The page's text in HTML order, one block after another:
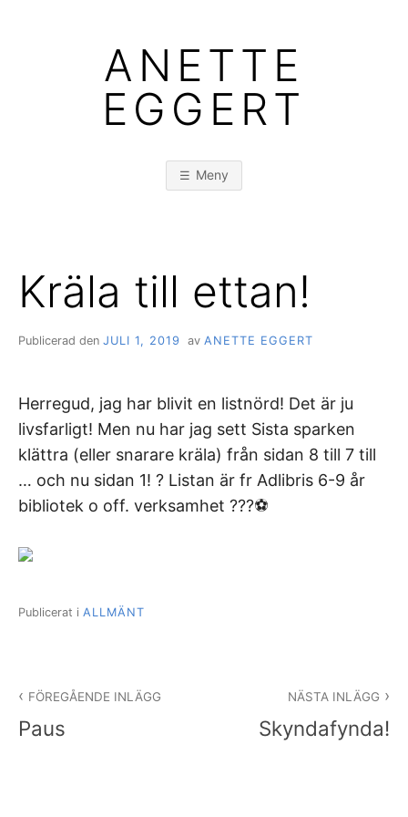
ANETTE
EGGERT
Meny
Kräla till ettan!
Publicerad den JULI 1, 2019 av ANETTE EGGERT
Herregud, jag har blivit en listnörd! Det är ju
livsfarligt! Men nu har jag sett Sista sparken
klättra (eller snarare kräla) från sidan 8 till 7 till
… och nu sidan 1! ? Listan är fr Adlibris 6-9 år
bibliotek o off. verksamhet ???⚽️
Publicerat i ALLMÄNT
FÖREGÅENDE INLÄGG
Paus
NÄSTA INLÄGG
Skyndafynda!